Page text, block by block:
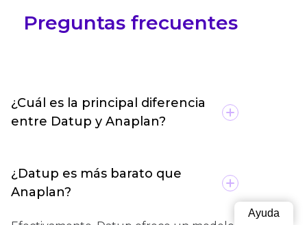
Preguntas frecuentes
¿Cuál es la principal diferencia
entre Datup y Anaplan?
herramienta. Anaplan está enfocada en
una operación más integral y global,
departamentos de recursos humanos.
¿Datup es más barato que
Anaplan?
Ayuda